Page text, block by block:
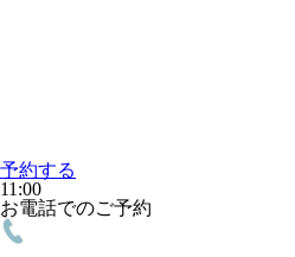
予約する
11:00
お電話でのご予約